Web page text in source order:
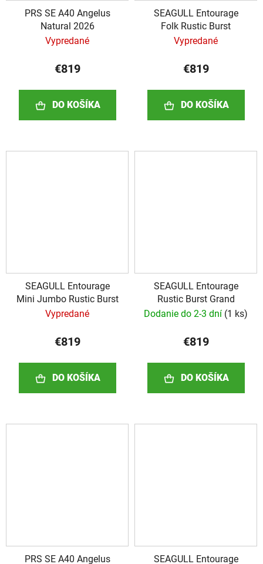
PRS SE A40 Angelus
Natural 2026
Vypredané
€819
DO KOŠÍKA
SEAGULL Entourage
Folk Rustic Burst
Vypredané
€819
DO KOŠÍKA
SEAGULL Entourage
Mini Jumbo Rustic Burst
Vypredané
€819
DO KOŠÍKA
SEAGULL Entourage
Rustic Burst Grand
Dodanie do 2-3 dní (1 ks)
€819
DO KOŠÍKA
PRS SE A40 Angelus SEAGULL Entourage